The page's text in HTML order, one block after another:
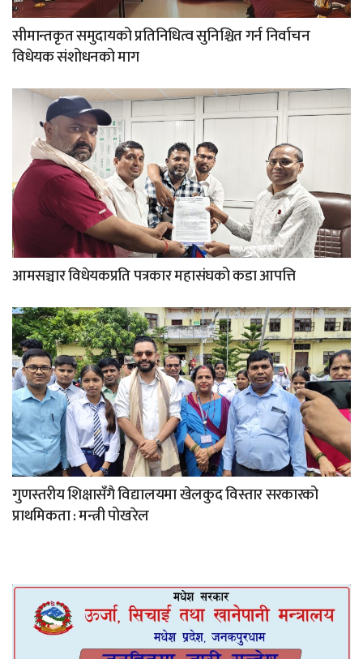
सीमान्तकृत समुदायको प्रतिनिधित्व सुनिश्चित गर्न निर्वाचन
विधेयक संशोधनको माग
आमसञ्चार विधेयकप्रति पत्रकार महासंघको कडा आपत्ति
गुणस्तरीय शिक्षासँगै विद्यालयमा खेलकुद विस्तार सरकारको
प्राथमिकता : मन्त्री पोखरेल